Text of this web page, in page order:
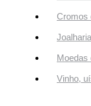
Cromos
Moedas
Vinho,